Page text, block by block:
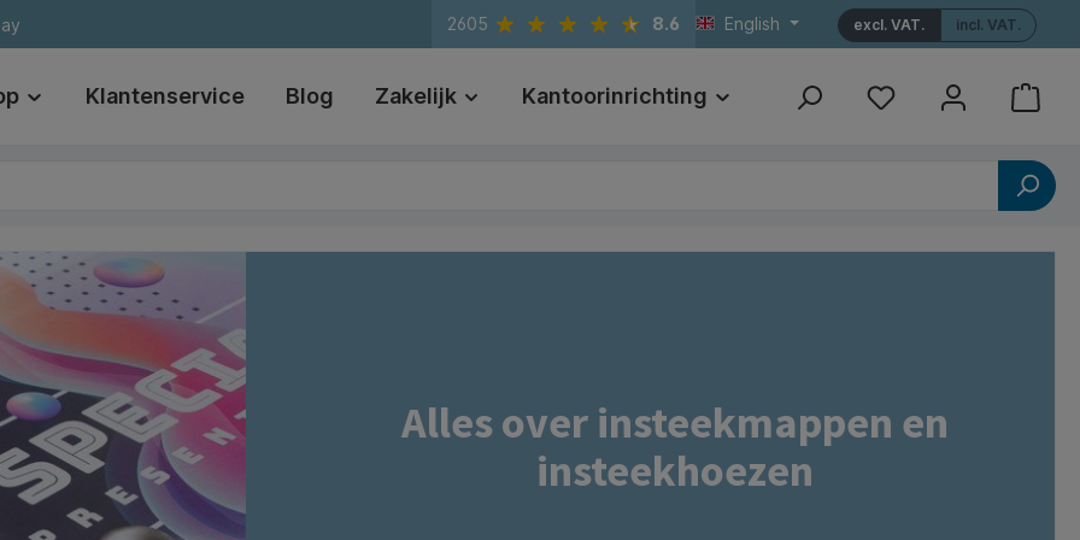
2605 8.6 English incl. VAT.
excl. VAT.
Klantenservice Blog Zakelijk Kantoorinrichting Print Referenties
Alles over insteekmappen en
insteekhoezen